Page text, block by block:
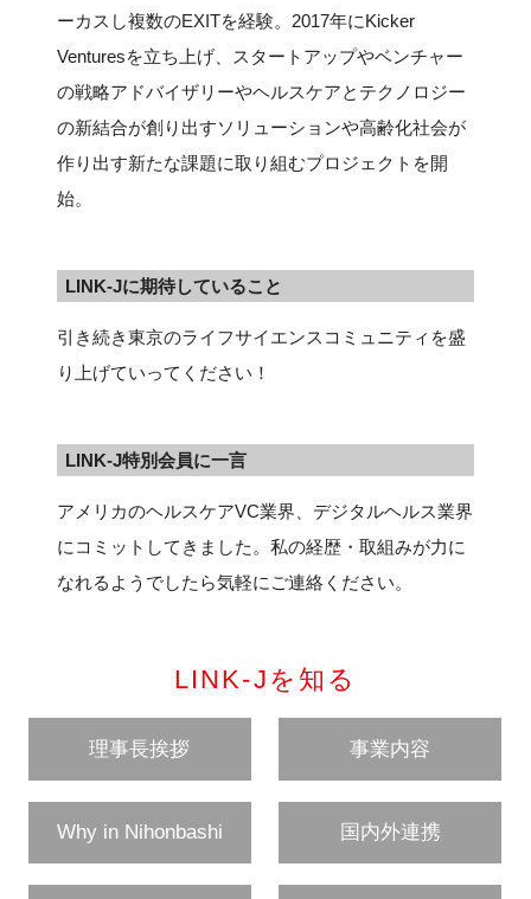
LINK-Jを知る
施設・アクセス
FAQ
イベントお知らせメール登録
ーカスし複数のEXITを経験。2017年にKicker
Venturesを立ち上げ、スタートアップやベンチャー
の戦略アドバイザリーやヘルスケアとテクノロジー
の新結合が創り出すソリューションや高齢化社会が
作り出す新たな課題に取り組むプロジェクトを開
始。
LINK-Jに期待していること
引き続き東京のライフサイエンスコミュニティを盛
り上げていってください！
LINK-J特別会員に一言
アメリカのヘルスケアVC業界、デジタルヘルス業界
にコミットしてきました。私の経歴・取組みが力に
なれるようでしたら気軽にご連絡ください。
LINK-Jを知る
理事長挨拶 事業内容
Why in Nihonbashi 国内外連携